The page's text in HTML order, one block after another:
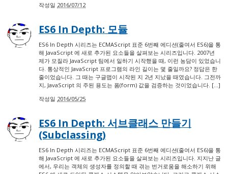
작성일 2016/07/12
ES6 In Depth: 모듈
ES6 In Depth 시리즈는 ECMAScript 표준 6번째 에디션(줄여서 ES6)을 통
해 JavaScript 에 새로 추가된 요소들을 살펴보는 시리즈입니다. 2007년
제가 모질라 JavaScript 팀에서 일하기 시작했을 때, 이런 농담이 있었습니
다. 통상적인 JavaScript 프로그램의 라인 길이는 몇 줄일까요? 정답은 한
줄이었습니다. 그 때는 구글맵이 시작된 지 2년 지났을 때였습니다. 그전까
지, JavaScript 의 주된 용도는 폼(form) 값을 검증하는 것이었습니다. […]
작성일 2016/05/25
ES6 In Depth: 서브클래스 만들기
(Subclassing)
ES6 In Depth 시리즈는 ECMAScript 표준 6번째 에디션(줄여서 ES6)을 통
해 JavaScript 에 새로 추가된 요소들을 살펴보는 시리즈입니다. 지지난 글
에서, 우리는 객체의 생성자를 정의할 때 겪는 번거로움을 해소하기 위해